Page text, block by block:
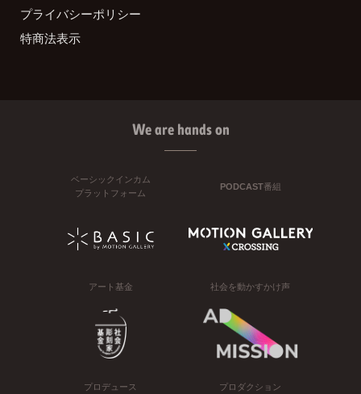
プライバシーポリシー
特商法表示
We are hands on
ベーシックインカム
プラットフォーム
PODCAST番組
アート基金 社会を動かすかけ声
プロデュース プロダクション